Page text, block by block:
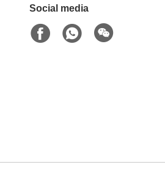
Social media